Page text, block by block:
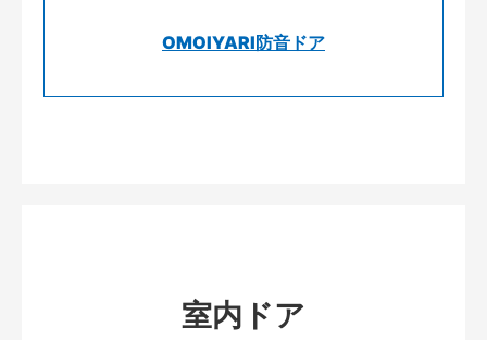
OMOIYARI防音ドア
室内ドア